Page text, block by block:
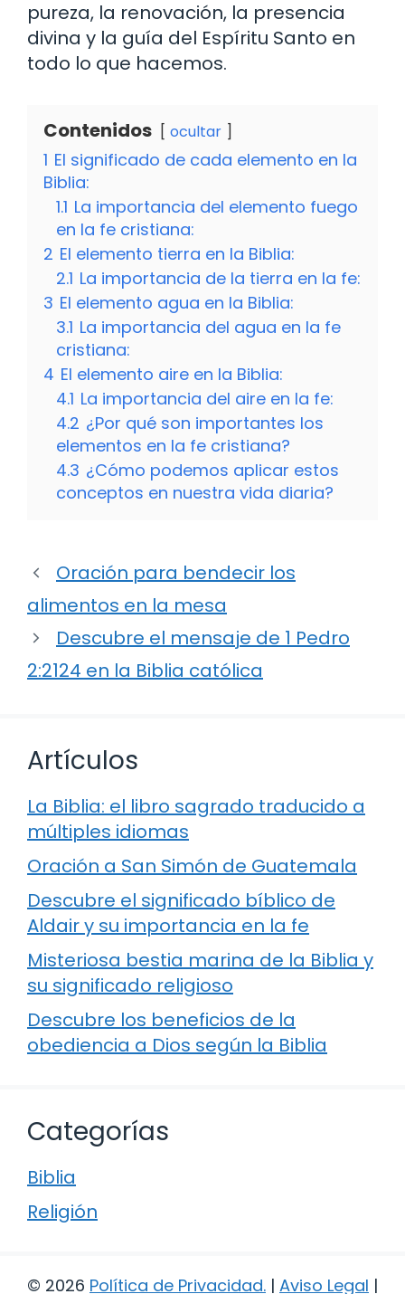
pureza, la renovación, la presencia
divina y la guía del Espíritu Santo en
todo lo que hacemos.
Contenidos ocultar
1 El significado de cada elemento en la
Biblia:
1.1 La importancia del elemento fuego
en la fe cristiana:
2 El elemento tierra en la Biblia:
2.1 La importancia de la tierra en la fe:
3 El elemento agua en la Biblia:
3.1 La importancia del agua en la fe
cristiana:
4 El elemento aire en la Biblia:
4.1 La importancia del aire en la fe:
4.2 ¿Por qué son importantes los
elementos en la fe cristiana?
4.3 ¿Cómo podemos aplicar estos
conceptos en nuestra vida diaria?
Oración para bendecir los
alimentos en la mesa
Descubre el mensaje de 1 Pedro
2:2124 en la Biblia católica
Artículos
La Biblia: el libro sagrado traducido a
múltiples idiomas
Oración a San Simón de Guatemala
Descubre el significado bíblico de
Aldair y su importancia en la fe
Misteriosa bestia marina de la Biblia y
su significado religioso
Descubre los beneficios de la
obediencia a Dios según la Biblia
Categorías
Biblia
Religión
© 2026 Política de Privacidad. | Aviso Legal |